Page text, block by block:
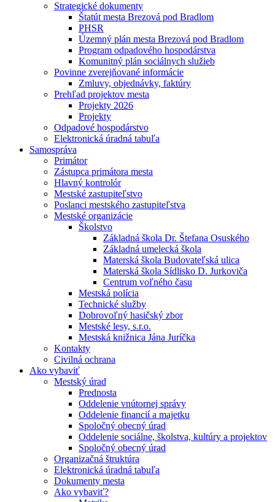
Strategické dokumenty
Štatút mesta Brezová pod Bradlom
PHSR
Územný plán mesta Brezová pod Bradlom
Program odpadového hospodárstva
Komunitný plán sociálnych služieb
Povinne zverejňované informácie
Zmluvy, objednávky, faktúry
Prehľad projektov mesta
Projekty 2026
Projekty
Odpadové hospodárstvo
Elektronická úradná tabuľa
Samospráva
Primátor
Zástupca primátora mesta
Hlavný kontrolór
Mestské zastupiteľstvo
Poslanci mestského zastupiteľstva
Mestské organizácie
Školstvo
Základná škola Dr. Štefana Osuského
Základná umelecká škola
Materská škola Budovateľská ulica
Materská škola Sídlisko D. Jurkoviča
Centrum voľného času
Mestská polícia
Technické služby
Dobrovoľný hasičský zbor
Mestské lesy, s.r.o.
Mestská knižnica Jána Juríčka
Kontakty
Civilná ochrana
Ako vybaviť
Mestský úrad
Prednosta
Oddelenie vnútornej správy
Oddelenie financií a majetku
Spoločný obecný úrad
Oddelenie sociálne, školstva, kultúry a projektov
Spoločný obecný úrad
Organizačná štruktúra
Elektronická úradná tabuľa
Dokumenty mesta
Ako vybaviť?